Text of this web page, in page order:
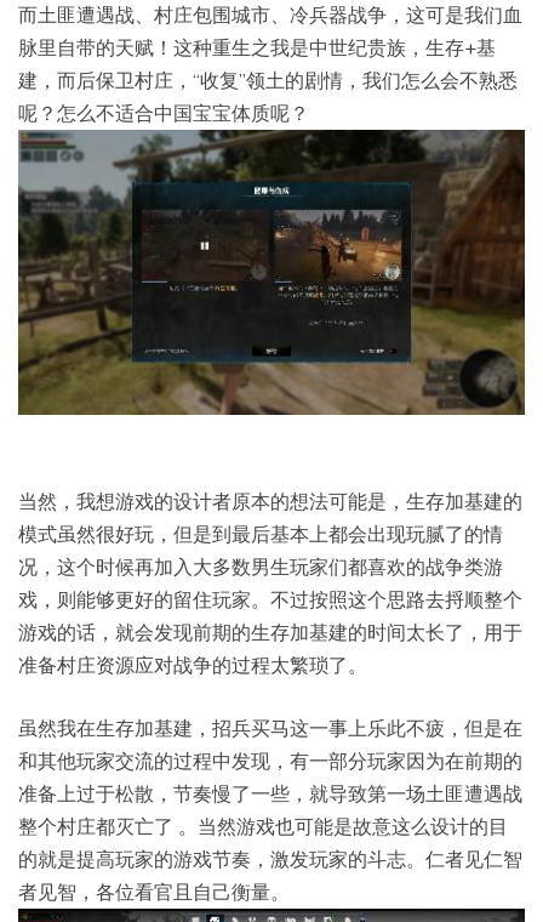
而土匪遭遇战、村庄包围城市、冷兵器战争，这可是我们血
脉里自带的天赋！这种重生之我是中世纪贵族，生存+基
建，而后保卫村庄，“收复”领土的剧情，我们怎么会不熟悉
呢？怎么不适合中国宝宝体质呢？
当然，我想游戏的设计者原本的想法可能是，生存加基建的
模式虽然很好玩，但是到最后基本上都会出现玩腻了的情
况，这个时候再加入大多数男生玩家们都喜欢的战争类游
戏，则能够更好的留住玩家。不过按照这个思路去捋顺整个
游戏的话，就会发现前期的生存加基建的时间太长了，用于
准备村庄资源应对战争的过程太繁琐了。
虽然我在生存加基建，招兵买马这一事上乐此不疲，但是在
和其他玩家交流的过程中发现，有一部分玩家因为在前期的
准备上过于松散，节奏慢了一些，就导致第一场土匪遭遇战
整个村庄都灭亡了 。当然游戏也可能是故意这么设计的目
的就是提高玩家的游戏节奏，激发玩家的斗志。仁者见仁智
者见智，各位看官且自己衡量。